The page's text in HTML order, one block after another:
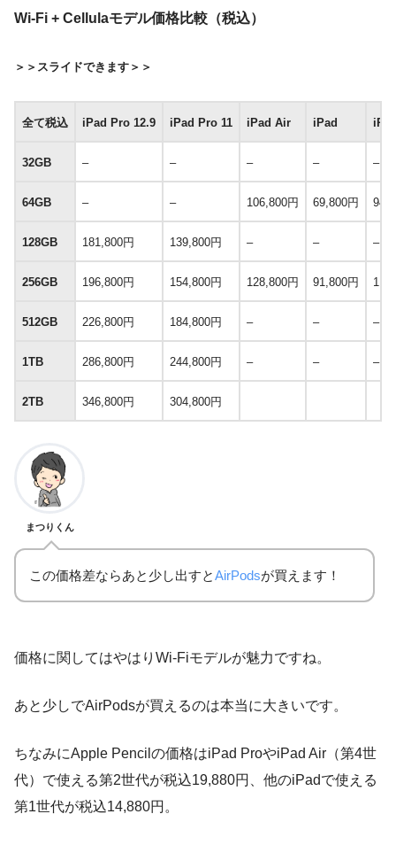
2TB 324,800円 282,800円
Wi-Fi + Cellulaモデル価格比較（税込）
＞＞スライドできます＞＞
全て税込 iPad Pro 12.9 iPad Pro 11 iPad Air iPad
32GB – – – – –
64GB – – 106,800円 69,800円
128GB 181,800円 139,800円 – – –
256GB 196,800円 154,800円 128,800円 91,800円
512GB 226,800円 184,800円 – – –
1TB 286,800円 244,800円 – – –
2TB 346,800円 304,800円
まつりくん
この価格差ならあと少し出すとAirPodsが買えます！
価格に関してはやはりWi-Fiモデルが魅力ですね。
あと少しでAirPodsが買えるのは本当に大きいです。
ちなみにApple Pencilの価格はiPad ProやiPad Air（第4世
代）で使える第2世代が税込19,880円、他のiPadで使える
第1世代が税込14,880円。